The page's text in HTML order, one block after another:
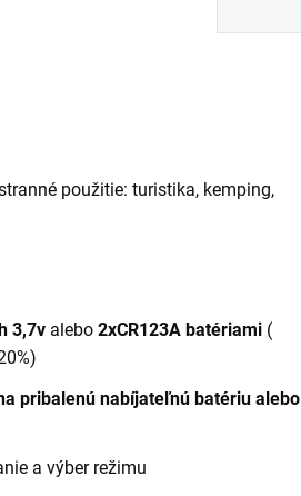
použitie: turistika, kemping,
3,7v alebo 2xCR123A batériami (
pribalenú nabíjateľnú batériu alebo
a výber režimu